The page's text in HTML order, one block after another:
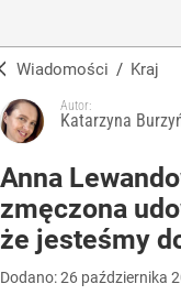
Wiadomości / Kraj
Autor:
Katarzyna
Anna
zmęczona
że jesteśmy
Dodano:26 października